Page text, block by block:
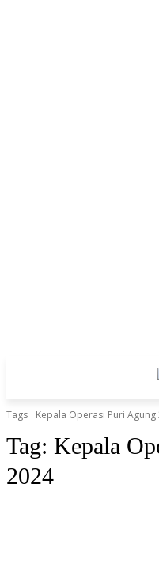
Tags Kepala Operasi Puri Agung
Tag: Kepala
2024